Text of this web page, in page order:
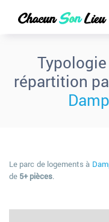
répartition
Le parc de logements à
de 5+ pièces.